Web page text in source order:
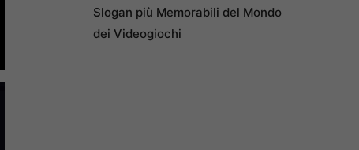
Slogan più Memorabili del Mondo
dei Videogiochi